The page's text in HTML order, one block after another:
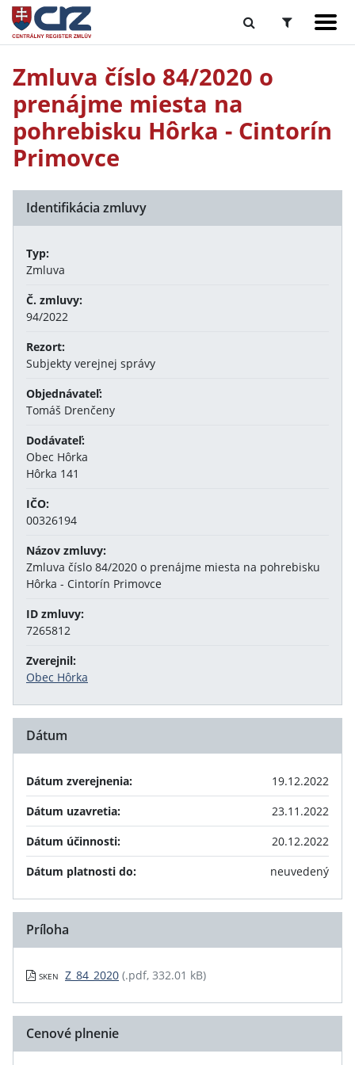
Zmluva číslo 84/2020 o
prenájme miesta na
pohrebisku Hôrka - Cintorín
Primovce
Identifikácia zmluvy
Typ:
Zmluva
Č. zmluvy:
94/2022
Rezort:
Subjekty verejnej správy
Objednávateľ:
Tomáš Drenčeny
Dodávateľ:
Obec Hôrka
Hôrka 141
IČO:
00326194
Názov zmluvy:
Zmluva číslo 84/2020 o prenájme miesta na pohrebisku
Hôrka - Cintorín Primovce
ID zmluvy:
7265812
Zverejnil:
Obec Hôrka
Dátum
Dátum zverejnenia:
19.12.2022
Dátum uzavretia:
23.11.2022
Dátum účinnosti:
20.12.2022
Dátum platnosti do:
neuvedený
Príloha
SKEN Z_84_2020 (.pdf, 332.01 kB)
Cenové plnenie